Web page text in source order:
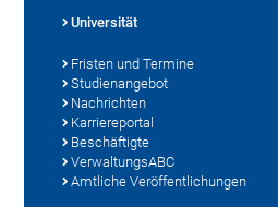
Universität
Fristen und Termine
Studienangebot
Nachrichten
Karriereportal
Beschäftigte
VerwaltungsABC
Amtliche Veröffentlichungen